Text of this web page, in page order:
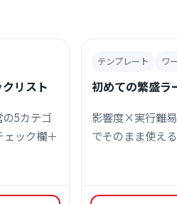
リスト
5カテゴ
ック欄＋
テンプレート ワ
初めての繁盛ラ
影響度×実行難
でそのまま使え